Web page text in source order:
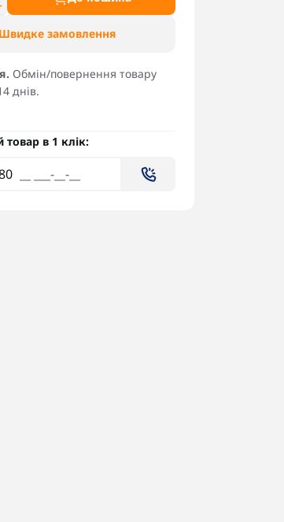
Швидке замовлення
Обмін/повернення товару
днів.
товар в 1 клік: